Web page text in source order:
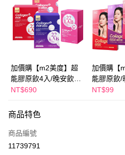
LINE Pay
Apple Pay
街口支付
悠遊付
大哥付你分期
相關說明
1.本服務由台灣大哥大提供，台灣大哥大
流程，驗證手機門號後，選擇欲分期的期
成交易。
AFTEE先享後付
【關於「AFTEE先享後付」】
AFTEE先享後付是「在收到商品之後才付
ATM付款
加價購【m2美度】超
能膠原飲4入/晚安飲4
入/水光飲4入/新生飲4
NT$690
加價購【
能膠原飲/
飲/新生飲
NT$99
商品特色
商品編號
11739791